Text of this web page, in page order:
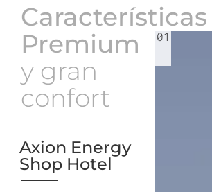
Características
Premium
y gran
confort
Axion Energy
Shop Hotel
01